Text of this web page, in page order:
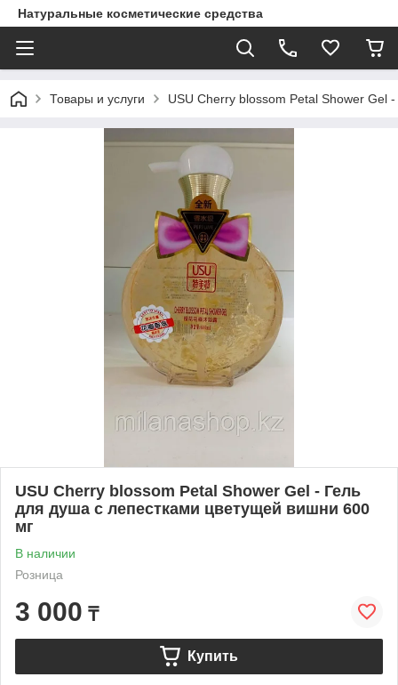
Натуральные косметические средства
Товары и услуги USU Cherry blossom Petal Shower Gel
USU Cherry blossom Petal Shower Gel - Гель
для душа с лепестками цветущей вишни 600
мг
В наличии
Розница
3 000 ₸
Купить